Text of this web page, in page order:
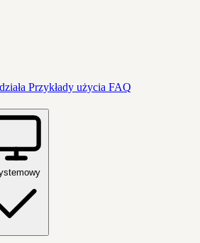
Przykłady użycia FAQ